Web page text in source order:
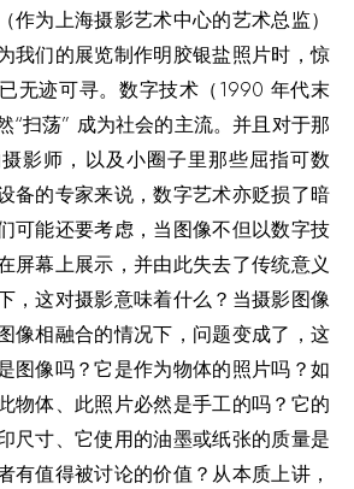
作为上海摄影艺术中心的艺术总监）
我们的展览制作明胶银盐照片时，惊
无迹可寻。数字技术（1990 年代末
“扫荡” 成为社会的主流。并且对于那
影师，以及小圈子里那些屈指可数
备的专家来说，数字艺术亦贬损了暗
可能还要考虑，当图像不但以数字技
屏幕上展示，并由此失去了传统意义
，这对摄影意味着什么？当摄影图像
像相融合的情况下，问题变成了，这
图像吗？它是作为物体的照片吗？如
物体、此照片必然是手工的吗？它的
尺寸、它使用的油墨或纸张的质量是
有值得被讨论的价值？从本质上讲，